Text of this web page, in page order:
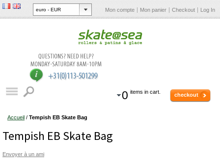
Mon compte Mon panier Checkout Log In
0 items in cart. checkout
Accueil / Tempish EB Skate Bag
Tempish EB Skate Bag
Envoyer à un ami